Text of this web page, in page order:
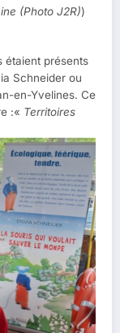
(Photo J2R))
étaient présents
Schneider ou
en-Yvelines. Ce
:« Territoires